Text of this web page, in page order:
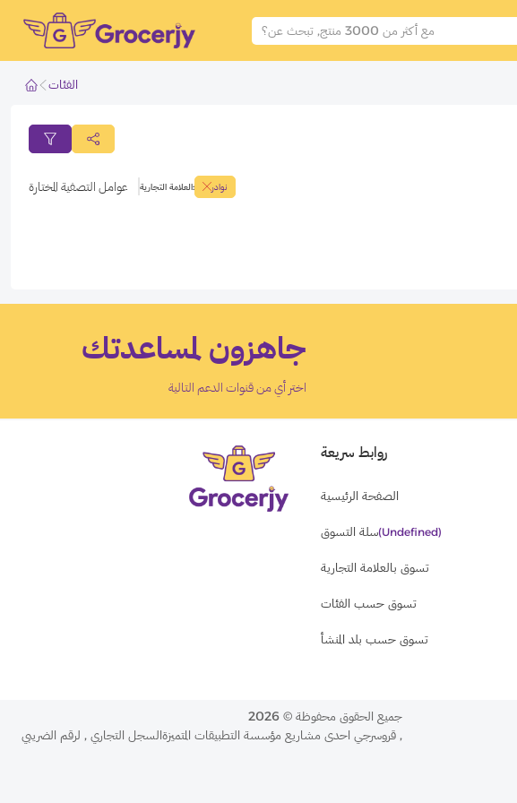
الفئات
فلتر المنتجات
فلتر المنتجات
طبق الفلاتر
عوامل التصفية المختارة العلامة التجارية: نوادر
جاهزون لمساعدتك
اختر أي من قنوات الدعم التالية
روابط سريعة
الصفحة الرئيسية
سلة التسوق(undefined)
تسوق بالعلامة التجارية
تسوق حسب الفئات
تسوق حسب بلد المنشأ
2026 © جميع الحقوق محفوظة
قروسرجي احدى مشاريع مؤسسة التطبيقات المتميزةالسجل التجاري , لرقم الضريبي ,